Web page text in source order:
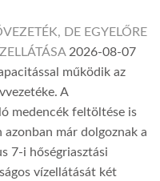
DE EGYELŐRE
2026-08-07
működik az
A
medencék feltöltése is
már dolgoznak a
7-i hőségriasztási
vízellátását két